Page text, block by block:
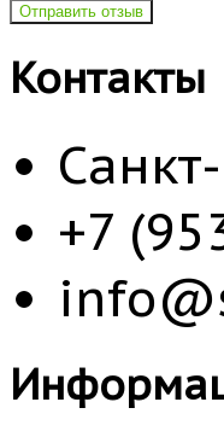
Отправить отзыв
Контакты
+7